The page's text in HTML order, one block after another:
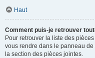
Haut
Comment puis-je retrouver
Pour retrouver la liste des
vous rendre dans le panneau
la section des pièces jointes.